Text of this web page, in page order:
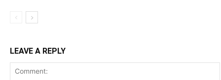
LEAVE A REPLY